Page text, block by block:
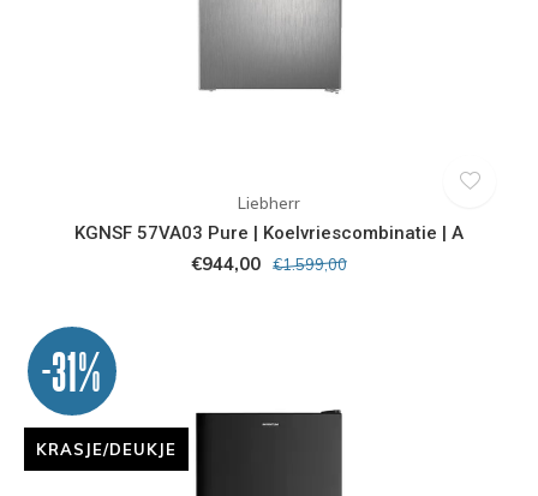
Liebherr
KGNSF 57VA03 Pure | Koelvriescombinatie | A
€944,00 €1.599,00
-31%
KRASJE/DEUKJE